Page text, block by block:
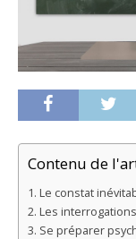
Contenu de
Le constat
Les
Se préparer